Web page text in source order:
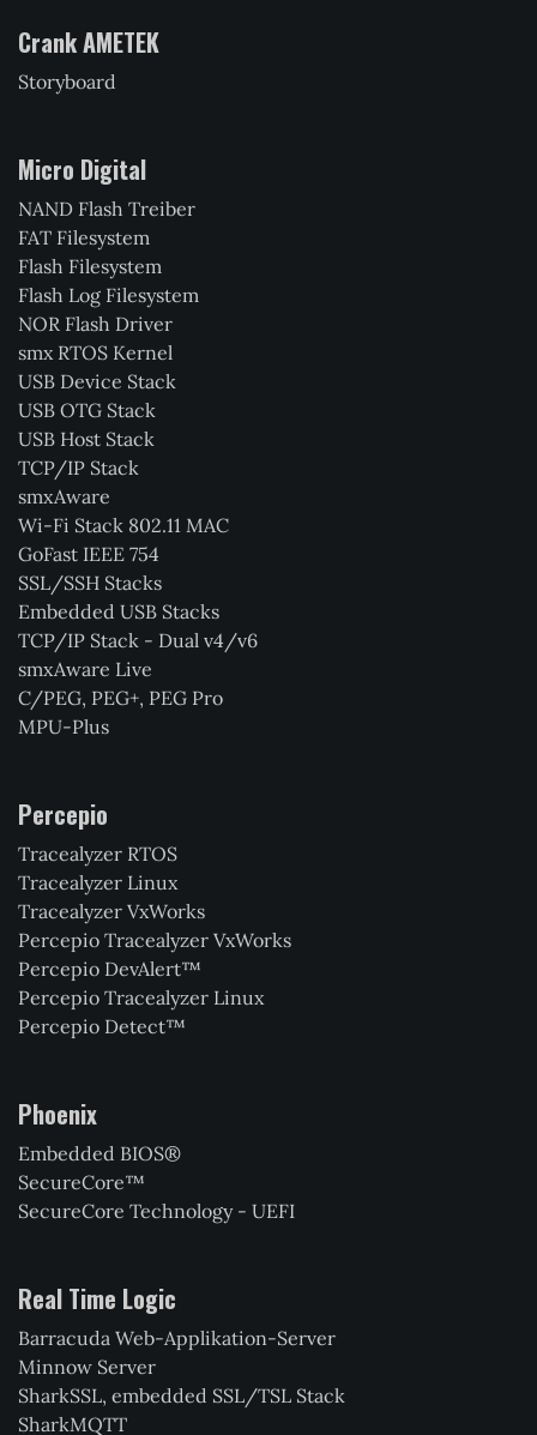
Crank AMETEK
Storyboard
Micro Digital
NAND Flash Treiber
FAT Filesystem
Flash Filesystem
Flash Log Filesystem
NOR Flash Driver
smx RTOS Kernel
USB Device Stack
USB OTG Stack
USB Host Stack
TCP/IP Stack
smxAware
Wi-Fi Stack 802.11 MAC
GoFast IEEE 754
SSL/SSH Stacks
Embedded USB Stacks
TCP/IP Stack - Dual v4/v6
smxAware Live
C/PEG, PEG+, PEG Pro
MPU-Plus
Percepio
Tracealyzer RTOS
Tracealyzer Linux
Tracealyzer VxWorks
Percepio Tracealyzer VxWorks
Percepio DevAlert™
Percepio Tracealyzer Linux
Percepio Detect™
Phoenix
Embedded BIOS®
SecureCore™
SecureCore Technology - UEFI
Real Time Logic
Barracuda Web-Applikation-Server
Minnow Server
SharkSSL, embedded SSL/TSL Stack
SharkMQTT